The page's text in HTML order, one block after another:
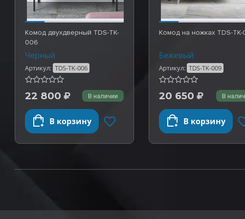
Комод двухдверный TDS-TK-
006
Черный
Артикул: TDS-TK-006
22 800 В наличии
В корзину
Комод на ножках TDS-
Бежевый
Артикул: TDS-TK-009
20 650 В
В корзину